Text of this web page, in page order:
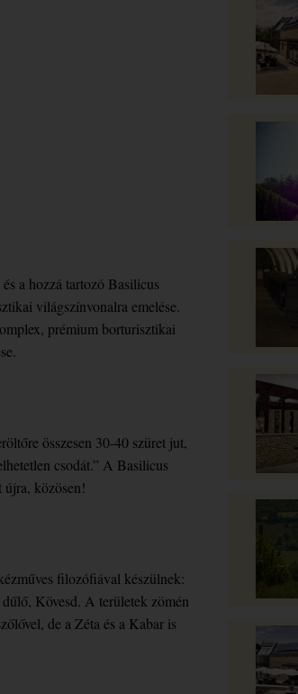
a hozzá tartozó Basilicus
világszínvonalra emelése.
prémium borturisztikai
összesen 30-40 szüret jut,
csodát.” A Basilicus
újra, közösen!
filozófiával készülnek:
Kövesd. A területek zömén
de a Zéta és a Kabar is